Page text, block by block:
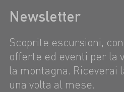
Newsletter
Scoprite escursioni,
offerte ed eventi per la
la montagna.
una volta al mese.